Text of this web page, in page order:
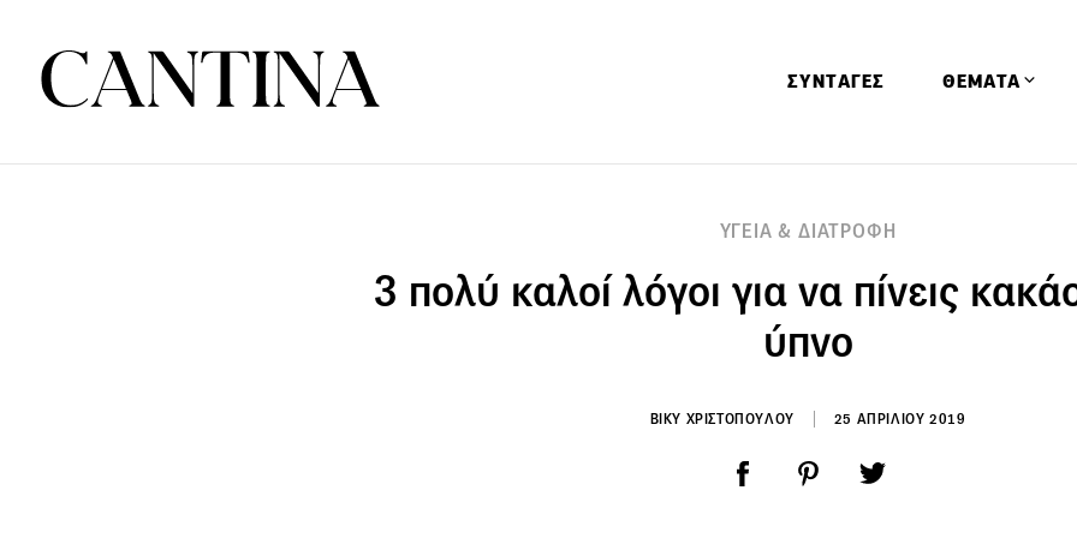
ΣΥΝΤΑΓΕΣ ΘΕΜΑΤΑ
Ειδήσεις
Έρευνες
ΥΓΕΙΑ & ΔΙΑΤΡΟΦΗ
3 πολύ καλοί λόγοι για να πίνεις
ύπνο
ΒΙΚΥ ΧΡΙΣΤΟΠΟΥΛΟΥ 25 ΑΠΡΙΛΙΟΥ 2019